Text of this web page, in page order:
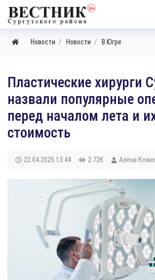
Новости Новости В Югре
Пластические хирурги
назвали популярные
перед началом лета и
стоимость
22.04.2025 13:44 2.72K Алёна